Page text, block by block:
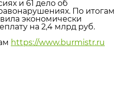
и 61 дело об
По итогам
экономически
на 2,4 млрд руб.
https://www.burmistr.ru